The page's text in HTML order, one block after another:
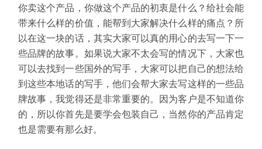
你卖这个产品，你做这个产品的初衷是什么？给社会能
带来什么样的价值，能帮到大家解决什么样的痛点？所
以在这一块的话，其实大家可以真的用心的去写一下一
些品牌的故事。如果说大家不太会写的情况下，大家也
可以去找到一些国外的写手，大家可以把自己的想法给
到这些本地话的写手，他们会帮大家去写这样的一些品
牌故事，我觉得还是非常重要的。因为客户是不知道你
的，所以你首先是要学会包装自己，当然你的产品肯定
也是需要有那么好。